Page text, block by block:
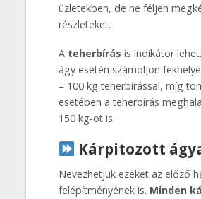
üzletekben, de ne féljen
részleteket.
A teherbírás is indikátor
ágy esetén számoljon
– 100 kg teherbírással, míg
esetében a teherbírás
150 kg-ot is.
Kárpitozott
Nevezhetjük ezeket az előző
felépítményének is. Minden